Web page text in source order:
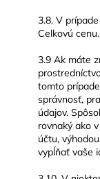
3.8. V
Celkovú cenu.
3.9 Ak máte
tomto
správnosť,
údajov.
rovnaký ako
účtu,
vypĺňať vaše